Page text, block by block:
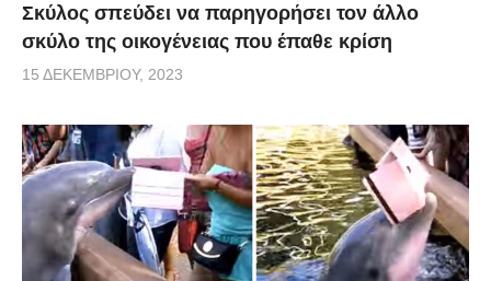
Σκύλος σπεύδει να παρηγορήσει τον άλλο
σκύλο της οικογένειας που έπαθε κρίση
15 ΔΕΚΕΜΒΡΊΟΥ, 2023